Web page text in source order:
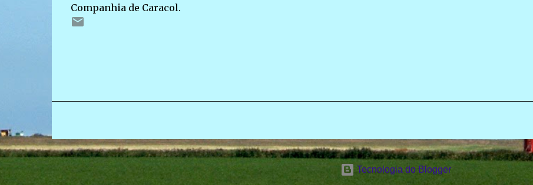
Companhia de Caracol.
Tecnologia do Blogger